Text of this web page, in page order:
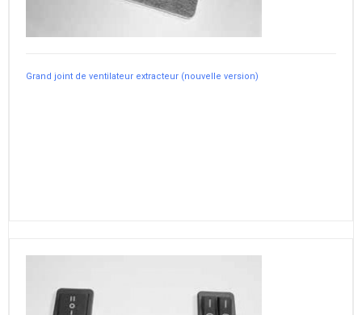
Grand joint de ventilateur extracteur (nouvelle version)